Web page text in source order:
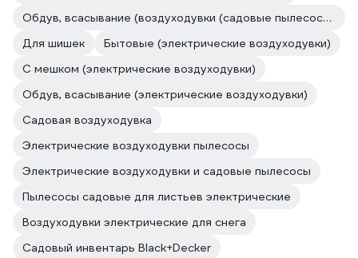
Обдув, всасывание (воздуходувки (садовые пылесосы))
Для шишек
Бытовые (электрические воздуходувки)
С мешком (электрические воздуходувки)
Обдув, всасывание (электрические воздуходувки)
Садовая воздуходувка
Электрические воздуходувки пылесосы
Электрические воздуходувки и садовые пылесосы
Пылесосы садовые для листьев электрические
Воздуходувки электрические для снега
Садовый инвентарь Black+Decker